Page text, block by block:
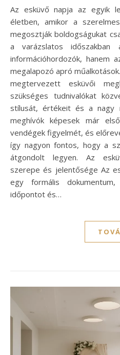
Az esküvő napja az egyik legkülönlegesebb pillanat az
életben, amikor a
megosztják boldogságukat
a varázslatos időszakban
információhordozók, hanem
megalapozó apró
megtervezett esküvői
szükséges tudnivalókat
stílusát, értékeit és a nagy
meghívók képesek már
vendégek figyelmét, és
így nagyon fontos, hogy a
átgondolt legyen. Az
szerepe és jelentősége Az
egy formális
időpontot és…